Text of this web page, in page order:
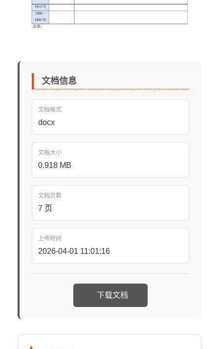
文档信息
文档格式
docx
文档大小
0.918 MB
文档页数
7 页
上传时间
2026-04-01 11:01:16
下载文档